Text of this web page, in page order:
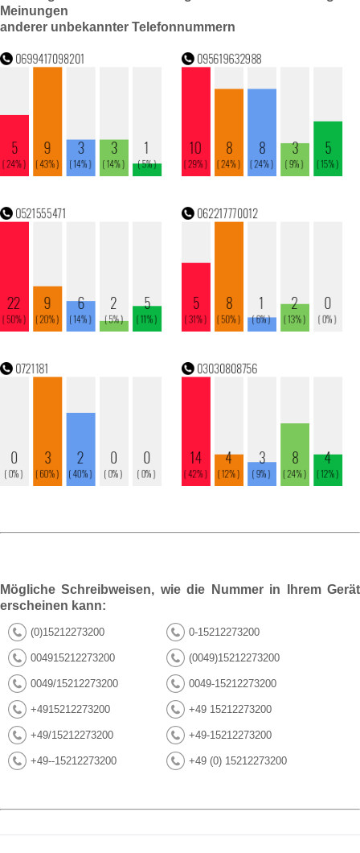
Meinungen
anderer unbekannter Telefonnummern
Mögliche Schreibweisen, wie die Nummer in Ihrem Gerät
erscheinen kann:
(0)15212273200 0-15212273200
004915212273200 (0049)15212273200
0049/15212273200 0049-15212273200
+4915212273200 +49 15212273200
+49/15212273200 +49-15212273200
+49--15212273200 +49 (0) 15212273200